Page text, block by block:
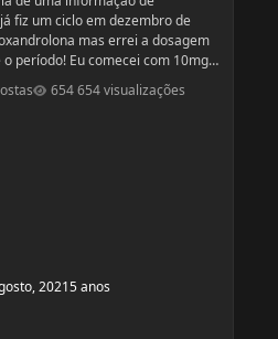
fiz um ciclo em dezembro de
mas errei a dosagem
o período! Eu comecei com 10mg e
e acabei tomando
entendi errado foram 4
654 visualizações
20215 anos